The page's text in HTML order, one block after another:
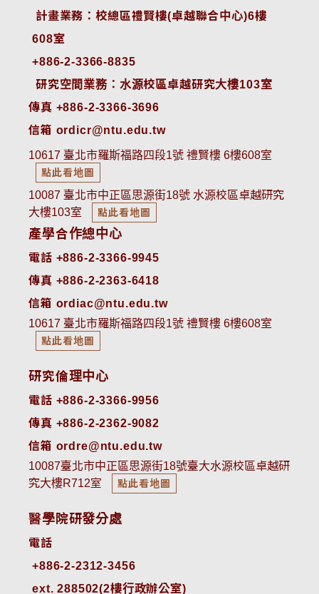
計畫業務：校總區禮賢樓(卓越聯合中心)6樓
608室
+886-2-3366-8835
研究空間業務：水源校區卓越研究大樓103室
傳真 +886-2-3366-3696
信箱 ordicr@ntu.edu.tw
10617 臺北市羅斯福路四段1號 禮賢樓 6樓608室
點此看地圖
10087 臺北市中正區思源街18號 水源校區卓越研究
大樓103室
點此看地圖
產學合作總中心
電話 +886-2-3366-9945
傳真 +886-2-2363-6418
信箱 ordiac@ntu.edu.tw
10617 臺北市羅斯福路四段1號 禮賢樓 6樓608室
點此看地圖
研究倫理中心
電話 +886-2-3366-9956
傳真 +886-2-2362-9082
信箱 ordre@ntu.edu.tw
10087臺北市中正區思源街18號臺大水源校區卓越研
究大樓R712室
點此看地圖
醫學院研發分處
電話
ext. 288502(2樓行政辦公室)